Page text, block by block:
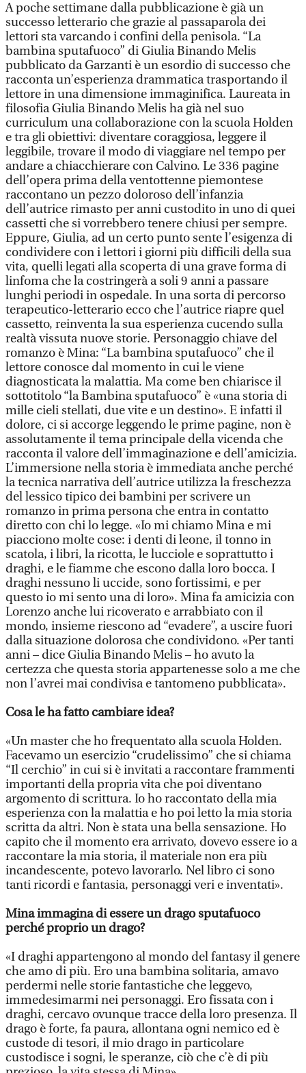
A poche settimane dalla pubblicazione è già un
successo letterario che grazie al passaparola dei
lettori sta varcando i confini della penisola. “La
bambina sputafuoco” di Giulia Binando Melis
pubblicato da Garzanti è un esordio di successo che
racconta un’esperienza drammatica trasportando il
lettore in una dimensione immaginifica. Laureata in
filosofia Giulia Binando Melis ha già nel suo
curriculum una collaborazione con la scuola Holden
e tra gli obiettivi: diventare coraggiosa, leggere il
leggibile, trovare il modo di viaggiare nel tempo per
andare a chiacchierare con Calvino. Le 336 pagine
dell’opera prima della ventottenne piemontese
raccontano un pezzo doloroso dell’infanzia
dell’autrice rimasto per anni custodito in uno di quei
cassetti che si vorrebbero tenere chiusi per sempre.
Eppure, Giulia, ad un certo punto sente l’esigenza di
condividere con i lettori i giorni più difficili della sua
vita, quelli legati alla scoperta di una grave forma di
linfoma che la costringerà a soli 9 anni a passare
lunghi periodi in ospedale. In una sorta di percorso
terapeutico-letterario ecco che l’autrice riapre quel
cassetto, reinventa la sua esperienza cucendo sulla
realtà vissuta nuove storie. Personaggio chiave del
romanzo è Mina: “La bambina sputafuoco” che il
lettore conosce dal momento in cui le viene
diagnosticata la malattia. Ma come ben chiarisce il
sottotitolo “la Bambina sputafuoco” è «una storia di
mille cieli stellati, due vite e un destino». E infatti il
dolore, ci si accorge leggendo le prime pagine, non è
assolutamente il tema principale della vicenda che
racconta il valore dell’immaginazione e dell’amicizia.
L’immersione nella storia è immediata anche perché
la tecnica narrativa dell’autrice utilizza la freschezza
del lessico tipico dei bambini per scrivere un
romanzo in prima persona che entra in contatto
diretto con chi lo legge. «Io mi chiamo Mina e mi
piacciono molte cose: i denti di leone, il tonno in
scatola, i libri, la ricotta, le lucciole e soprattutto i
draghi, e le fiamme che escono dalla loro bocca. I
draghi nessuno li uccide, sono fortissimi, e per
questo io mi sento una di loro». Mina fa amicizia con
Lorenzo anche lui ricoverato e arrabbiato con il
mondo, insieme riescono ad “evadere”, a uscire fuori
dalla situazione dolorosa che condividono. «Per tanti
anni – dice Giulia Binando Melis – ho avuto la
certezza che questa storia appartenesse solo a me che
non l’avrei mai condivisa e tantomeno pubblicata».
Cosa le ha fatto cambiare idea?
«Un master che ho frequentato alla scuola Holden.
Facevamo un esercizio “crudelissimo” che si chiama
“Il cerchio” in cui si è invitati a raccontare frammenti
importanti della propria vita che poi diventano
argomento di scrittura. Io ho raccontato della mia
esperienza con la malattia e ho poi letto la mia storia
scritta da altri. Non è stata una bella sensazione. Ho
capito che il momento era arrivato, dovevo essere io a
raccontare la mia storia, il materiale non era più
incandescente, potevo lavorarlo. Nel libro ci sono
tanti ricordi e fantasia, personaggi veri e inventati».
Mina immagina di essere un drago sputafuoco
perché proprio un drago?
«I draghi appartengono al mondo del fantasy il genere
che amo di più. Ero una bambina solitaria, amavo
perdermi nelle storie fantastiche che leggevo,
immedesimarmi nei personaggi. Ero fissata con i
draghi, cercavo ovunque tracce della loro presenza. Il
drago è forte, fa paura, allontana ogni nemico ed è
custode di tesori, il mio drago in particolare
custodisce i sogni, le speranze, ciò che c’è di più